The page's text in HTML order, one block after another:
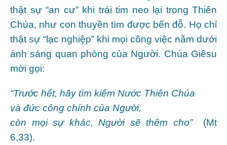
thật sự “an cư” khi trái tim neo lại trong Thiên
Chúa, như con thuyền tìm được bến đỗ. Họ chỉ
thật sự “lạc nghiệp” khi mọi công việc nằm dưới
ánh sáng quan phòng của Người. Chúa Giêsu
mời gọi:
“Trước hết, hãy tìm kiếm Nước Thiên Chúa
và đức công chính của Người,
còn mọi sự khác, Người sẽ thêm cho”(Mt
6,33).